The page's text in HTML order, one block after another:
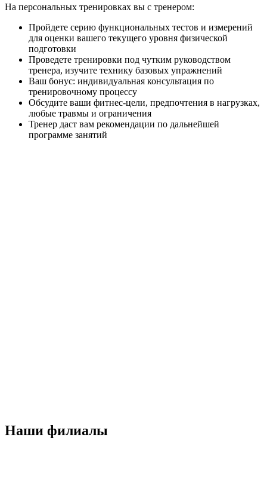
На персональных тренировках вы с тренером:
Пройдете серию функциональных тестов и измерений
для оценки вашего текущего уровня физической
подготовки
Проведете тренировки под чутким руководством
тренера, изучите технику базовых упражнений
Ваш бонус: индивидуальная консультация по
тренировочному процессу
Обсудите ваши фитнес-цели, предпочтения в нагрузках,
любые травмы и ограничения
Тренер даст вам рекомендации по дальнейшей
программе занятий
Наши филиалы